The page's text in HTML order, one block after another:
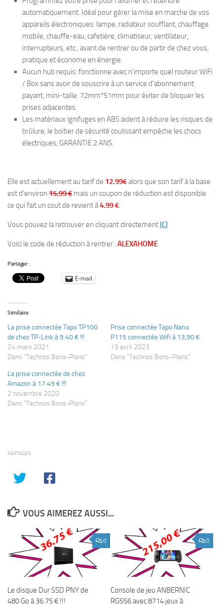
automatiquement. Idéal pour gérer la mise en marche de vos
appareils électroniques: lampe, radiateur soufflant, chauffage
mobile, chauffe-eau, cafetière, climatiseur, ventilateur,
interrupteurs, etc., avant de rentrer ou de partir de chez vous,
pratique et économe en énergie.
Aucun hub requis: fonctionne avec n’importe quel routeur WiFi
/ Box sans avoir de souscrire à un service d’abonnement
payant, mini-taille: 72mm*51mm pour éviter de bloquer les
prises adjacentes.
Les matériaux ignifuges en ABS aident à réduire les risques de
brûlure, le boitier de sécurité coulissant empêche les chocs
électriques, GARANTIE 2 ANS.
Elle est actuellement au tarif de 12.99€alors que son tarif à la base
est d’environ 15.99 € mais un coupon de réduction est disponible
ce qui fait un cout de revient à4.99 €.
Vous pouvez la retrouver en cliquant directement ICI
Voici le code de réduction à rentrer : ALEXAHOME
Partager :
E-mail
Similaire
La prise connectée Tapo TP100
de chez TP-Link à 9.40 € !!!
24 mars 2021
Dans "Technos Bons-Plans"
Prise connectée Tapo Nano
P115 connectée Wifi à 13,90 €
13 avril 2023
Dans "Technos Bons-Plans"
La prise connectée de chez
Amazon à 17.49 € !!!
2 novembre 2020
Dans "Technos Bons-Plans"
PARTAGER
VOUS AIMEREZ AUSSI...
0
Le disque Dur SSD PNY de
480 Go à 36.75 € !!!
0
Console de jeu ANBERNIC
RG556 avec 8714 jeux à